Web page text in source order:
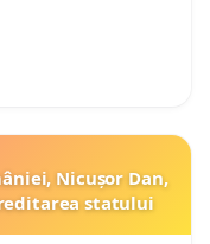
Nicușor Dan,
statului